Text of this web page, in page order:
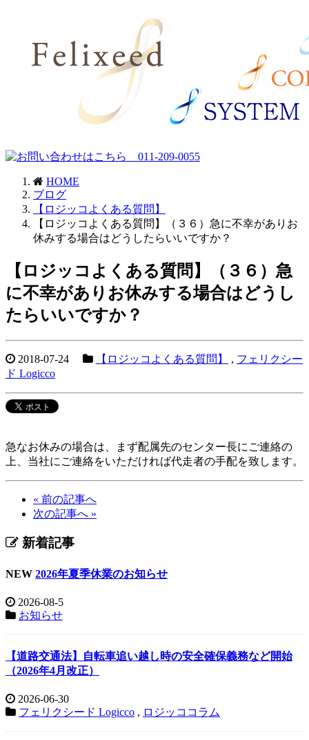
HOME
ブログ
【ロジッコよくある質問】
【ロジッコよくある質問】（３６）急に不幸がありお
休みする場合はどうしたらいいですか？
【ロジッコよくある質問】（３６）急
に不幸がありお休みする場合はどうし
たらいいですか？
2018-07-24 【ロジッコよくある質問】 , フェリクシー
ド Logicco
急なお休みの場合は、まず配属先のセンター長にご連絡の
上、当社にご連絡をいただければ代走者の手配を致します。
« 前の記事へ
次の記事へ »
新着記事
NEW 2026年夏季休業のお知らせ
2026-08-5
お知らせ
【道路交通法】自転車追い越し時の安全確保義務など開始
（2026年4月改正）
2026-06-30
フェリクシード Logicco , ロジッココラム